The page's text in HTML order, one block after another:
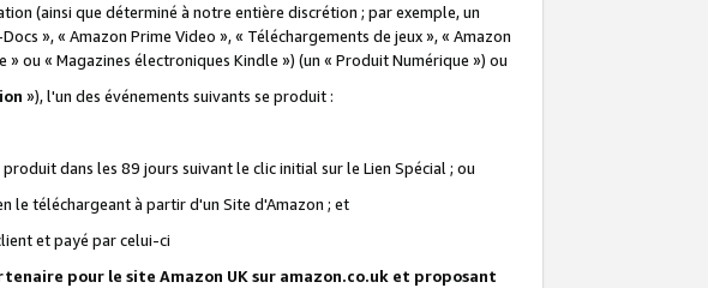
(ainsi que déterminé à notre entière discrétion ; par exemple, un
», « Amazon Prime Video », « Téléchargements de jeux », « Amazon
ou « Magazines électroniques Kindle ») (un « Produit Numérique ») ou
»), l'un des événements suivants se produit :
dans les 89 jours suivant le clic initial sur le Lien Spécial ; ou
le téléchargeant à partir d'un Site d'Amazon ; et
et payé par celui-ci
pour le site Amazon UK sur amazon.co.uk et proposant